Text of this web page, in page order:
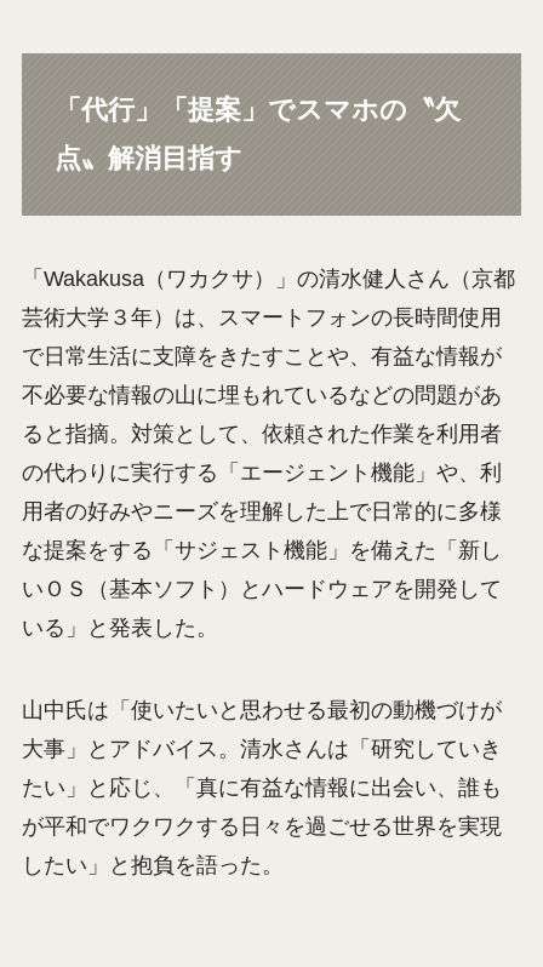
「代行」「提案」でスマホの〝欠
点〟解消目指す
「Wakakusa（ワカクサ）」の清水健人さん（京都
芸術大学３年）は、スマートフォンの長時間使用
で日常生活に支障をきたすことや、有益な情報が
不必要な情報の山に埋もれているなどの問題があ
ると指摘。対策として、依頼された作業を利用者
の代わりに実行する「エージェント機能」や、利
用者の好みやニーズを理解した上で日常的に多様
な提案をする「サジェスト機能」を備えた「新し
いＯＳ（基本ソフト）とハードウェアを開発して
いる」と発表した。
山中氏は「使いたいと思わせる最初の動機づけが
大事」とアドバイス。清水さんは「研究していき
たい」と応じ、「真に有益な情報に出会い、誰も
が平和でワクワクする日々を過ごせる世界を実現
したい」と抱負を語った。